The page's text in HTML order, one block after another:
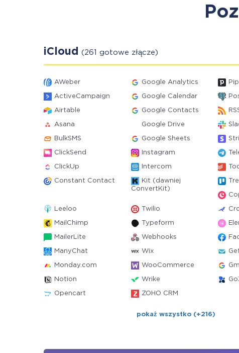
iCloud (261 gotowe złącze)
AWeber Google Analytics
ActiveCampaign Google Calendar
Airtable Google Contacts
Asana Google Drive
BulkSMS Google Sheets
ClickSend Instagram
ClickUp Intercom
Constant Contact
Kit (dawniej
ConvertKit)
Leeloo Twilio
MailChimp Typeform
MailerLite Webhooks
ManyChat Wix
Monday.com WooCommerce
Notion Wrike
Opencart ZOHO CRM
pokaż wszystko (+216)